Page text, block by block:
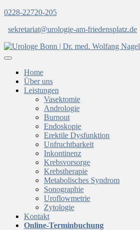
0228-22720-205
sekretariat@urologie-am-friedensplatz.de
Home
Über uns
Leistungen
Vasektomie
Andrologie
Burnout
Endoskopie
Erektile Dysfunktion
Unfruchtbarkeit
Inkontinenz
Krebsvorsorge
Krebstherapie
Metabolisches Syndrom
Sonographie
Uroflowmetrie
Zytologie
Kontakt
Online-Terminbuchung